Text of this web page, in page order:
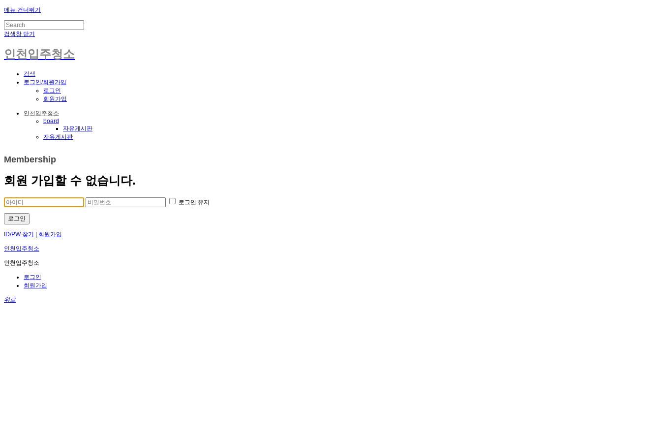
메뉴 건너뛰기
검색창 닫기
인천입주청소
검색
로그인/회원가입
로그인
회원가입
인천입주청소
board
자유게시판
자유게시판
Membership
회원 가입할 수 없습니다.
로그인 유지
로그인
ID/PW 찾기 회원가입
인천입주청소
인천입주청소
로그인
회원가입
위로